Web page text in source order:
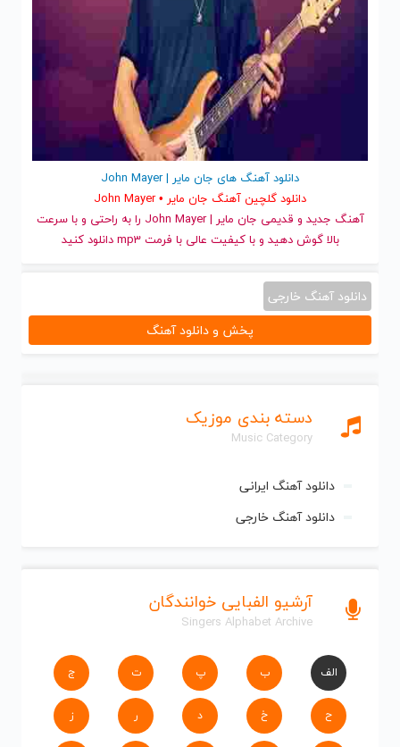
دسته بندی موزیک
Music Category
دانلود آهنگ ایرانی
دانلود آهنگ خارجی
آرشیو الفبایی خوانندگان
Singers Alphabet Archive
الف ب پ ت ج
ح خ د ر ز
دانلود آهنگ های جان مایر | John Mayer
دانلود گلچین آهنگ جان مایر • John Mayer
آهنگ جدید
و قدیمی جان مایر | John Mayer را به راحتی و با سرعت
بالا گوش دهید و با کیفیت عالی با فرمت mp3 دانلود کنید
دانلود آهنگ خارجی
پخش و دانلود آهنگ